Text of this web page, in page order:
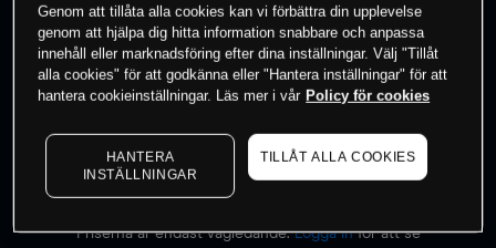
instrument
Börja handla
Priserna är endast vägledande.Logga inför att se
Genom att tillåta alla cookies kan vi förbättra din upplevelse
genom att hjälpa dig hitta information snabbare och anpassa
innehåll eller marknadsföring efter dina inställningar. Välj "Tillåt
alla cookies" för att godkänna eller "Hantera inställningar" för att
hantera cookieinställningar. Läs mer i vår Policy för cookies
HANTERA
INSTÄLLNINGAR
TILLÅT ALLA COOKIES